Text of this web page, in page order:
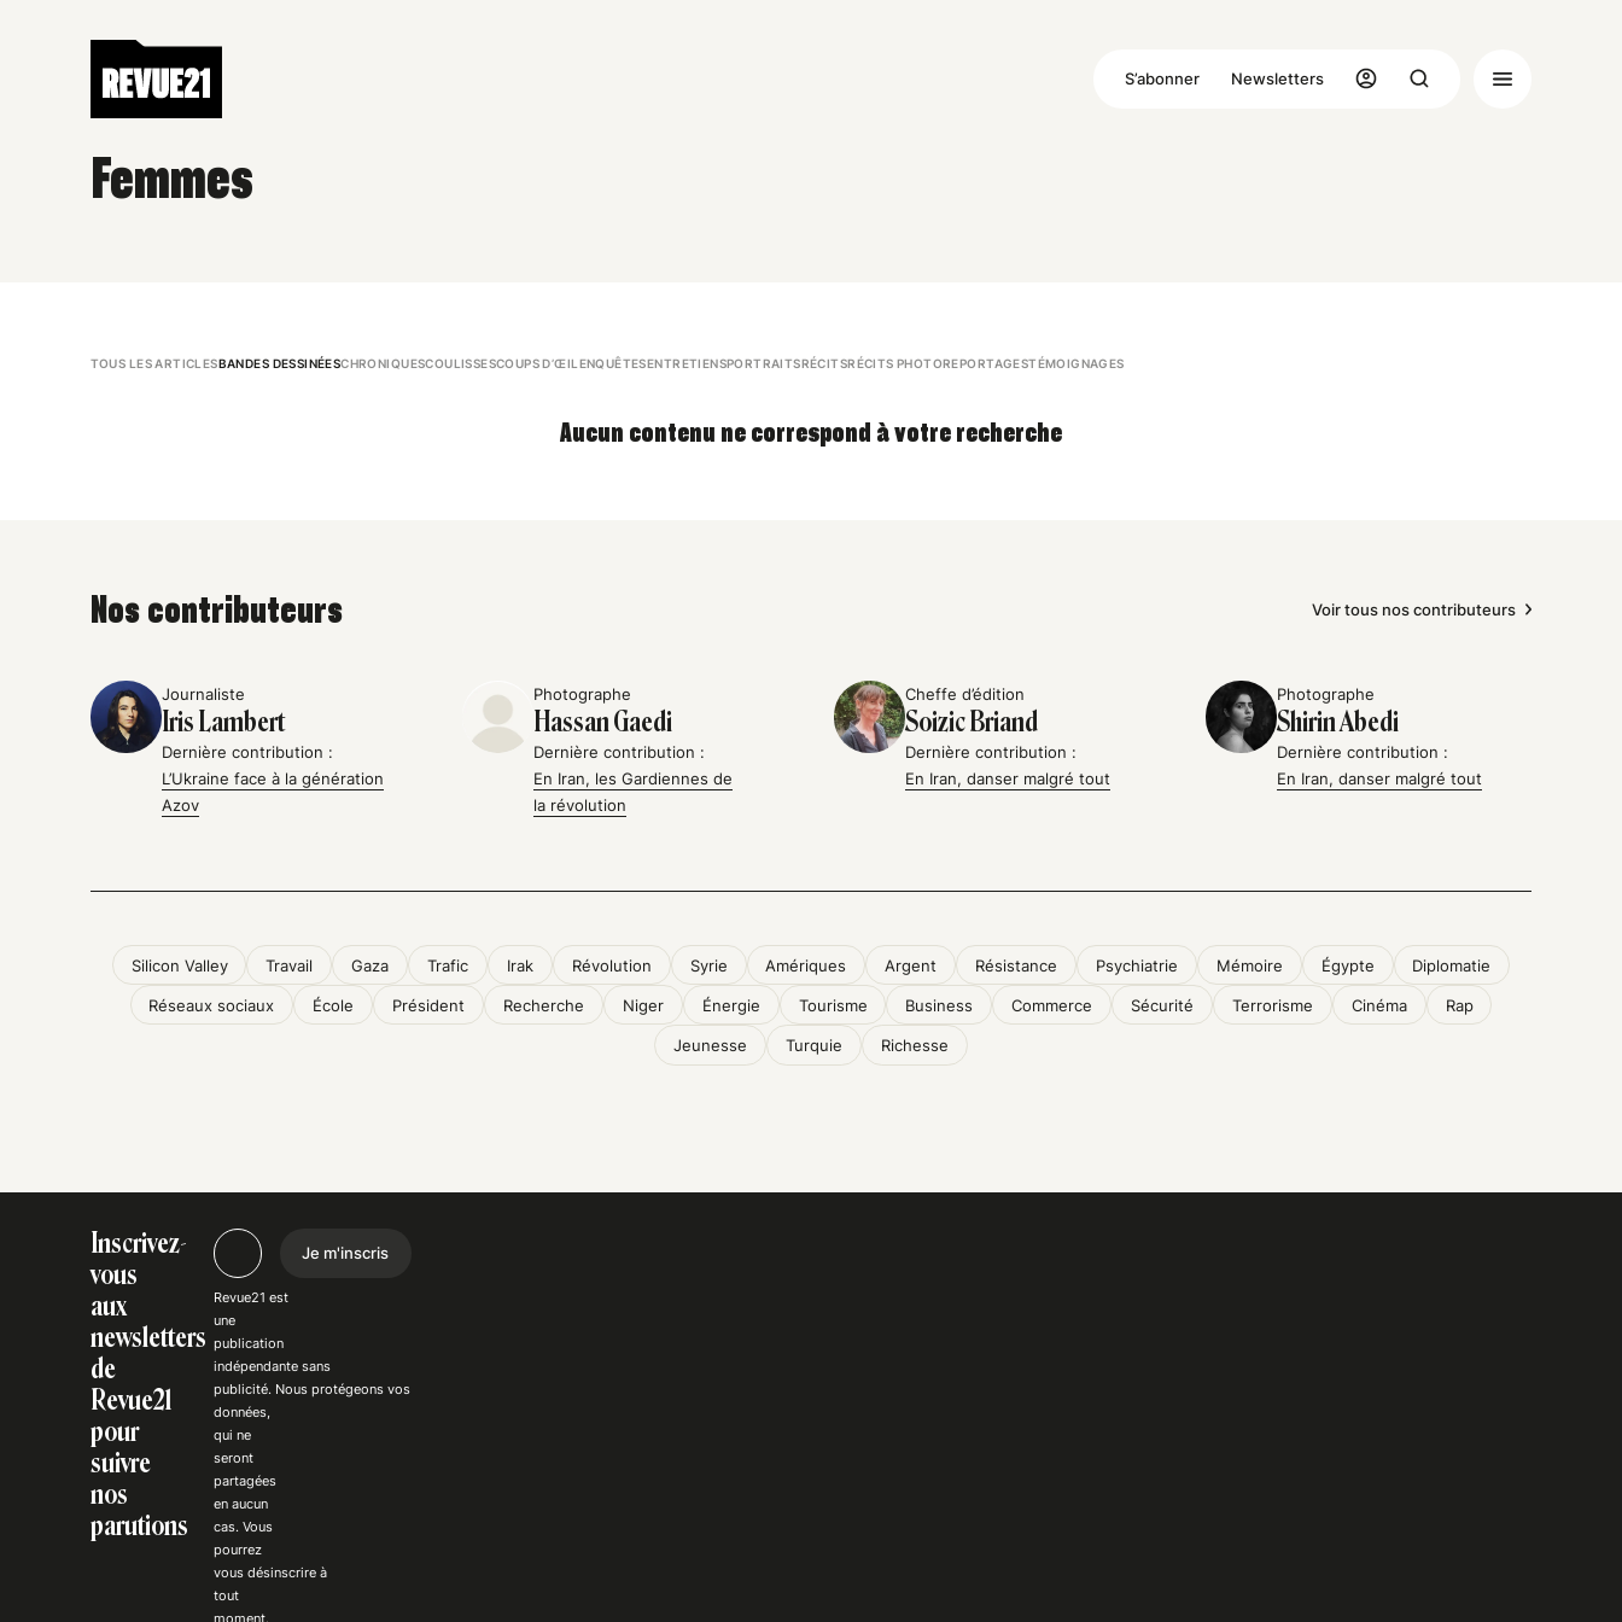
S’abonner Newsletters
Femmes
TOUS LES ARTICLESBANDES DESSINÉESCHRONIQUESCOULISSESCOUPS D’ŒIL ENQUÊTESENTRETIENSPORTRAITSRÉCITSRÉCITS PHOTOREPORTAGESTÉMOIGNAGES
Aucun contenu ne correspond à votre recherche
Nos contributeurs Voir tous nos contributeurs
Journaliste
Iris Lambert
Dernière contribution :
L’Ukraine face à la génération
Azov
Photographe
Hassan Gaedi
Dernière contribution :
En Iran, les Gardiennes de
la révolution
Cheffe d’édition
Soizic Briand
Dernière contribution :
En Iran, danser malgré tout
Photographe
Shirin Abedi
Dernière contribution :
En Iran, danser malgré tout
Silicon Valley Travail Gaza Trafic Irak Révolution Syrie Amériques Argent Résistance Psychiatrie Mémoire Égypte Diplomatie
Réseaux sociaux École Président Recherche Niger Énergie Tourisme Business Commerce Sécurité Terrorisme Cinéma Rap
Jeunesse Turquie Richesse
Inscrivez-
vous
aux
newsletters
de
Revue21
pour
suivre
nos
parutions
Je m'inscris
Revue21 est
une
publication
indépendantesans
publicité. Nousprotégeons vos
données,
qui ne
seront
partagées
en aucun
cas. Vous
pourrez
vousdésinscrire à
tout